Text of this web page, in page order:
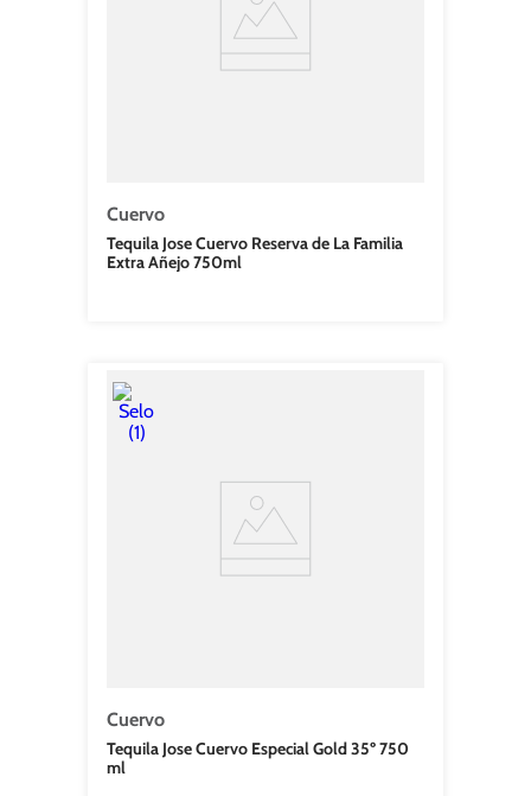
Cuervo
Tequila Jose Cuervo Reserva de La Familia
Extra Añejo 750ml
Cuervo
Tequila Jose Cuervo Especial Gold 35º 750
ml